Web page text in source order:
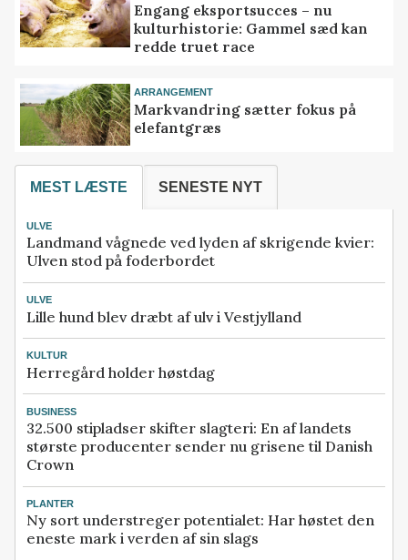
Engang eksportsucces – nu
kulturhistorie: Gammel sæd kan
redde truet race
ARRANGEMENT
Markvandring sætter fokus på
elefantgræs
MEST LÆSTE SENESTE NYT
ULVE
Landmand vågnede ved lyden af skrigende kvier:
Ulven stod på foderbordet
ULVE
Lille hund blev dræbt af ulv i Vestjylland
KULTUR
Herregård holder høstdag
BUSINESS
32.500 stipladser skifter slagteri: En af landets
største producenter sender nu grisene til Danish
Crown
PLANTER
Ny sort understreger potentialet: Har høstet den
eneste mark i verden af sin slags